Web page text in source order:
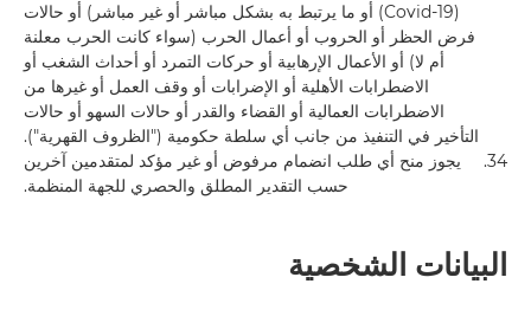
(Covid-19) أو ما يرتبط به بشكل مباشر أو غير مباشر) أو حالات
فرض الحظر أو الحروب أو أعمال الحرب (سواء كانت الحرب معلنة
أم لا) أو الأعمال الإرهابية أو حركات التمرد أو أحداث الشغب أو
الاضطرابات الأهلية أو الإضرابات أو وقف العمل أو غيرها من
الاضطرابات العمالية أو القضاء والقدر أو حالات السهو أو حالات
التأخير في التنفيذ من جانب أي سلطة حكومية ("الظروف القهرية").
34.
يجوز منح أي طلب انضمام مرفوض أو غير مؤكد لمتقدمين آخرين
حسب التقدير المطلق والحصري للجهة المنظمة.
البيانات الشخصية